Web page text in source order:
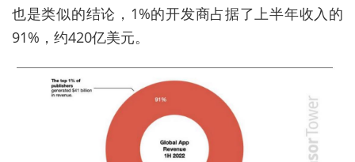
也是类似的结论，1%的开发商占据了上半年收入的
91%，约420亿美元。